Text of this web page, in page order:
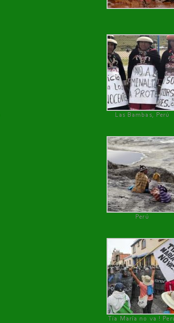
Las Bambas, Perú
Perú
Tía María no va !